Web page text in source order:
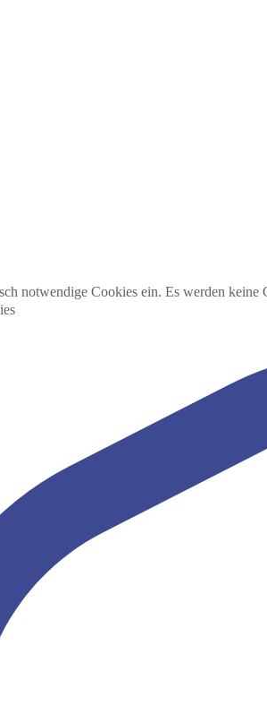
notwendige Cookies ein. Es werden keine